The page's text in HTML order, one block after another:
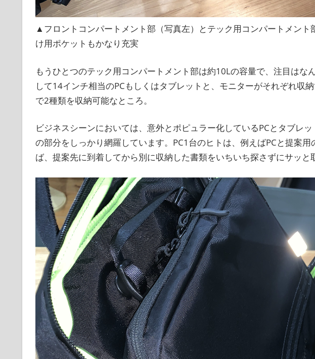
▲フロントコンパートメント部（写真左）とテック用コンパートメント
け用ポケットもかなり充実
もうひとつのテック用コンパートメント部は約10Lの容量で、注目はな
して14インチ相当のPCもしくはタブレットと、モニターがそれぞれ収
で2種類を収納可能なところ。
ビジネスシーンにおいては、意外とポピュラー化しているPCとタブレ
の部分をしっかり網羅しています。PC1台のヒトは、例えばPCと提案
ば、提案先に到着してから別に収納した書類をいちいち探さずにサッと